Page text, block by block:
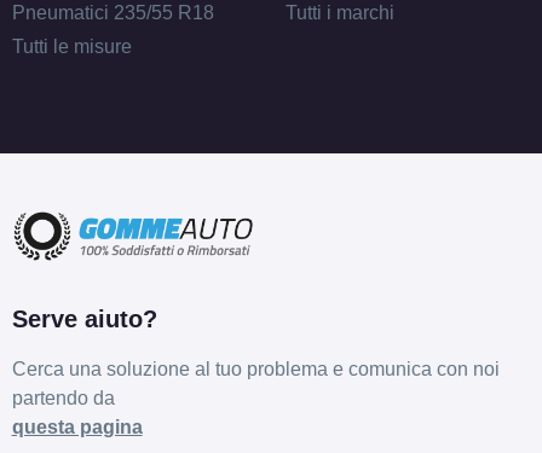
Pneumatici 235/55 R18
Tutti le misure
Tutti i marchi
Serve aiuto?
Cerca una soluzione al tuo problema e comunica con noi
partendo da
questa pagina